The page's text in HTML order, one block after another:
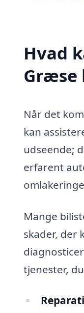
Hvad
Græse
Når det
kan
udseende;
erfarent
Mange
skader, der
tjenester,